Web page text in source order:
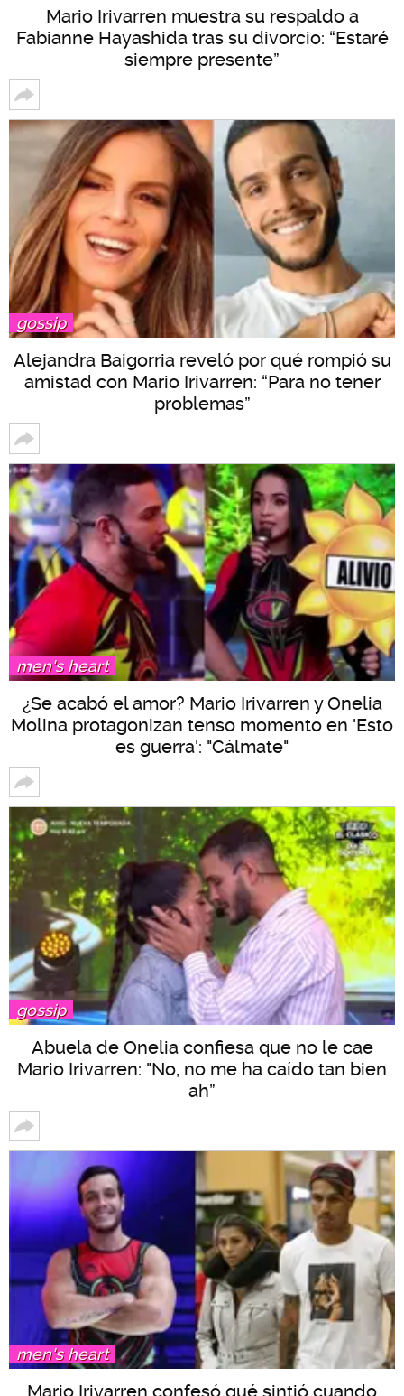
Mario Irivarren muestra su respaldo a
Fabianne Hayashida tras su divorcio: “Estaré
siempre presente”
gossip
Alejandra Baigorria reveló por qué rompió su
amistad con Mario Irivarren: “Para no tener
problemas”
men's heart
¿Se acabó el amor? Mario Irivarren y Onelia
Molina protagonizan tenso momento en 'Esto
es guerra': "Cálmate"
gossip
Abuela de Onelia confiesa que no le cae
Mario Irivarren: "No, no me ha caído tan bien
ah”
men's heart
Mario Irivarren confesó qué sintió cuando